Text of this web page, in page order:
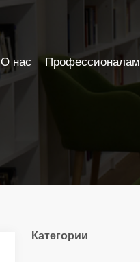
Категории
О нас Профессионалам